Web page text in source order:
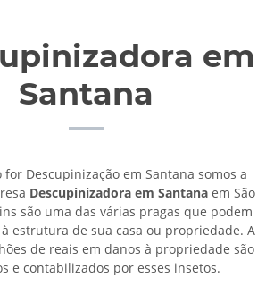
em
Santana
for Descupinização em Santana somos a
Descupinizadora em Santanaem São
são uma das várias pragas que podem
estrutura de sua casa ou propriedade. A
de reais em danos à propriedade são
e contabilizados por esses insetos.